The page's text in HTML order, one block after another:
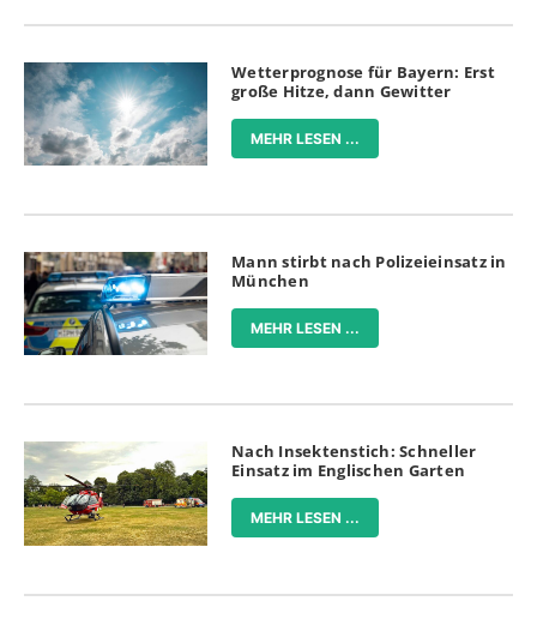
Wetterprognose für Bayern: Erst
große Hitze, dann Gewitter
MEHR LESEN ...
Mann stirbt nach Polizeieinsatz in
München
MEHR LESEN ...
Nach Insektenstich: Schneller
Einsatz im Englischen Garten
MEHR LESEN ...